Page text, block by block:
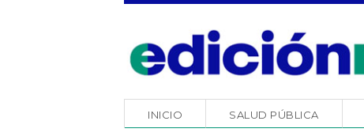
INICIO SALUD PÚBLICA